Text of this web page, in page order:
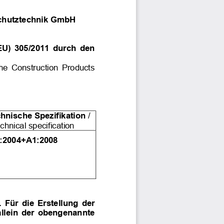
GmbH
305/2011 durch den
Construction Products
Spezifikation /
specification
Für die Erstellung der
der obengenannte